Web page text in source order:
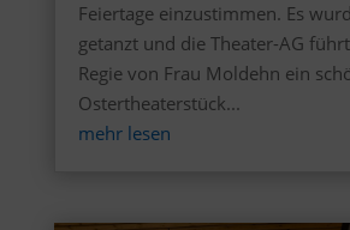
Feiertage einzustimmen. Es
getanzt und die Theater-AG
Regie von Frau Moldehn ein
Ostertheaterstück...
mehr lesen